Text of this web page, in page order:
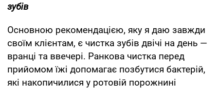
зубів
Основною рекомендацією, яку я даю завжди
своїм клієнтам, є чистка зубів двічі на день —
вранці та ввечері. Ранкова чистка перед
прийомом їжі допомагає позбутися бактерій,
які накопичилися у ротовій порожнині